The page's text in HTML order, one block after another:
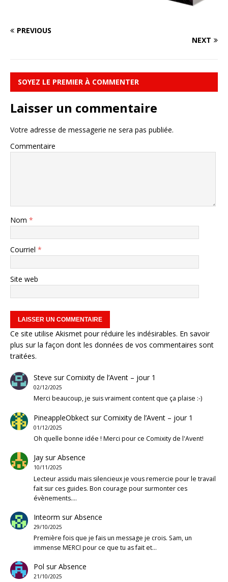
PREVIOUS
NEXT
SOYEZ LE PREMIER À COMMENTER
Laisser un commentaire
Votre adresse de messagerie ne sera pas publiée.
Commentaire
Nom *
Courriel *
Site web
Ce site utilise Akismet pour réduire les indésirables. En savoir
plus sur la façon dont les données de vos commentaires sont
traitées.
Steve surComixity de l’Avent – jour 1
02/12/2025
Merci beaucoup, je suis vraiment content que ça plaise :-)
PineappleObkectsurComixity de l’Avent – jour 1
01/12/2025
Oh quelle bonne idée ! Merci pour ce Comixity de l'Avent!
JaysurAbsence
10/11/2025
Lecteur assidu mais silencieux je vous remercie pour le travail
fait sur ces guides. Bon courage pour surmonter ces
évènements.…
Inteorm surAbsence
29/10/2025
Première fois que je fais un message je crois. Sam, un
immense MERCI pour ce que tu as fait et…
Pol surAbsence
21/10/2025